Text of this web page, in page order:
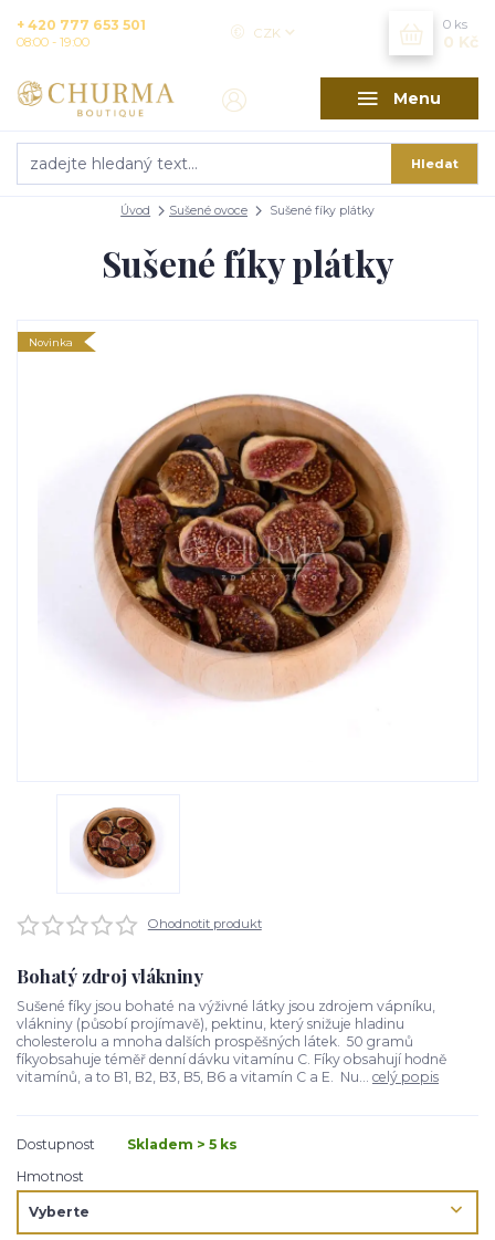
Menu
CZK
Hledat
+ 420 777 653 501
08:00 - 19:00
0 ks
0 Kč
Úvod Sušené ovoce Sušené fíky plátky
Sušené fíky plátky
Novinka
Ohodnotit produkt
Bohatý zdroj vlákniny
Sušené fíky jsou bohaté na výživné látky jsou zdrojem vápníku,
vlákniny (působí projímavě), pektinu, který snižuje hladinu
cholesterolu a mnoha dalších prospěšných látek. 50 gramů
fíkyobsahuje téměř denní dávku vitamínu C. Fíky obsahují hodně
vitamínů, a to B1, B2, B3, B5, B6 a vitamín C a E. Nu... celý popis
Dostupnost
Skladem > 5 ks
Hmotnost